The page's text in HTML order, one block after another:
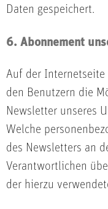
Daten gespeichert.
6. Abonnement
Auf der
den Benutzern die
Newsletter unseres
Welche
des Newsletters an
Verantwortlichen
der hierzu